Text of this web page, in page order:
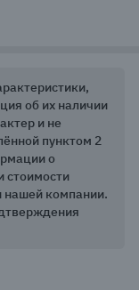
об их наличии
и не
пунктом 2
о
стоимости
нашей компании.